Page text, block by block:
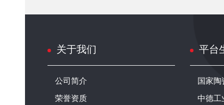
关于我们
公司简介
荣誉资质
平台
国家
中德工